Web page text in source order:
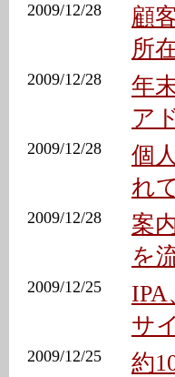
2009/12/28
顧
所
2009/12/28
年
ア
2009/12/28
個
れ
2009/12/28
案
を
2009/12/25
サ
2009/12/25
約